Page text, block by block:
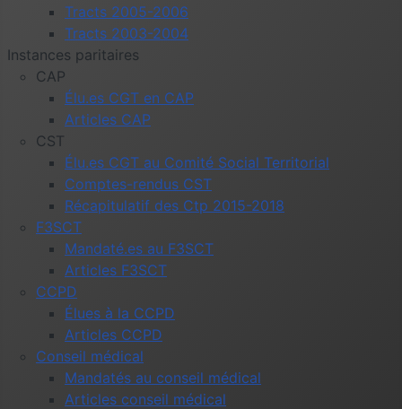
Tracts 2005-2006
Tracts 2003-2004
Instances paritaires
CAP
Élu.es CGT en CAP
Articles CAP
CST
Élu.es CGT au Comité Social Territorial
Comptes-rendus CST
Récapitulatif des Ctp 2015-2018
F3SCT
Mandaté.es au F3SCT
Articles F3SCT
CCPD
Élues à la CCPD
Articles CCPD
Conseil médical
Mandatés au conseil médical
Articles conseil médical